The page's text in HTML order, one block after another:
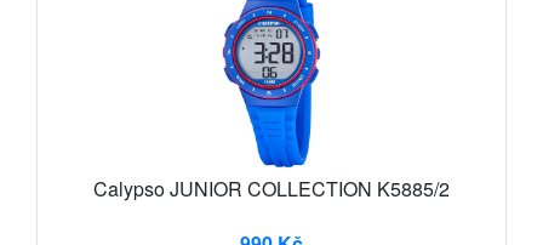
Calypso JUNIOR COLLECTION K5885/2